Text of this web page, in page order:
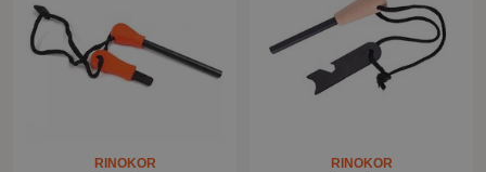
RINOKOR RINOKOR